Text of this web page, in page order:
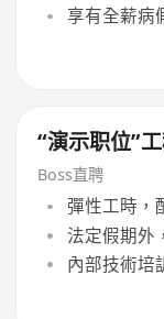
享有全薪病
“演示职位”
Boss直聘
彈性工時，
法定假期外
內部技術培